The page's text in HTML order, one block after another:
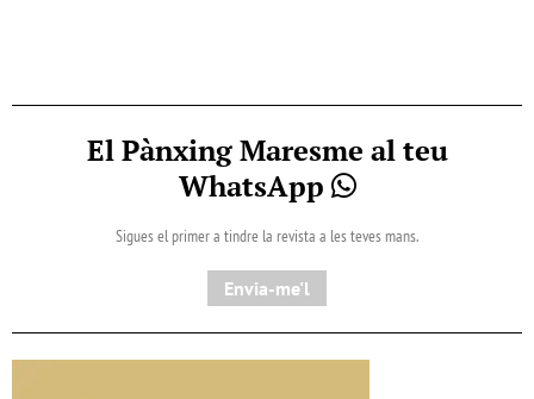
El Pànxing Maresme al teu
WhatsApp
Sigues el primer a tindre la revista a les teves mans.
Envia-me'l